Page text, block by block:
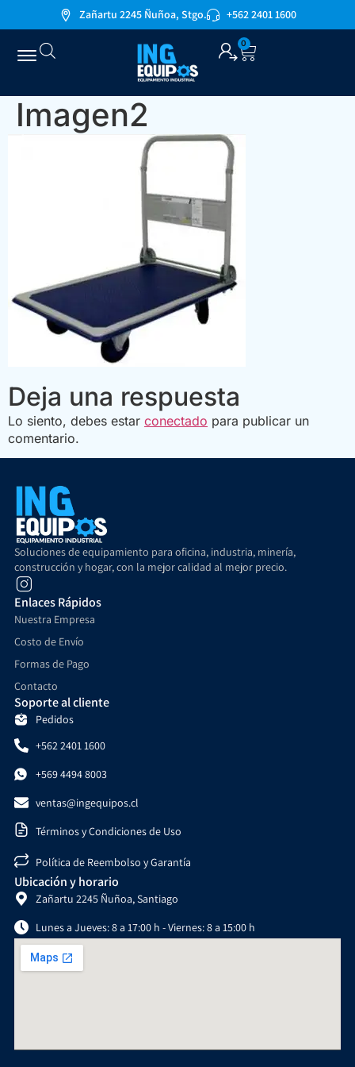
Zañartu 2245 Ñuñoa, Stgo. +562 2401 1600
0
Imagen2
Deja una respuesta
Lo siento, debes estar conectado para publicar un
comentario.
Soluciones de equipamiento para oficina, industria, minería,
construcción y hogar, con la mejor calidad al mejor precio.
Enlaces Rápidos
Nuestra Empresa
Costo de Envío
Formas de Pago
Contacto
Soporte al cliente
Pedidos
+562 2401 1600
+569 4494 8003
ventas@ingequipos.cl
Términos y Condiciones de Uso
Política de Reembolso y Garantía
Ubicación y horario
Zañartu 2245 Ñuñoa, Santiago
Lunes a Jueves: 8 a 17:00 h - Viernes: 8 a 15:00 h